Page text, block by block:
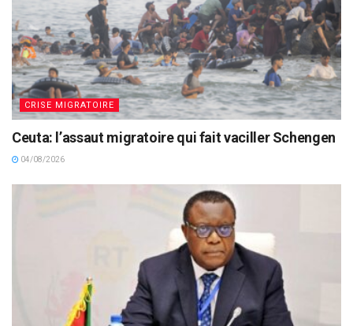
CRISE MIGRATOIRE
Ceuta: l’assaut migratoire qui fait vaciller Schengen
04/08/2026